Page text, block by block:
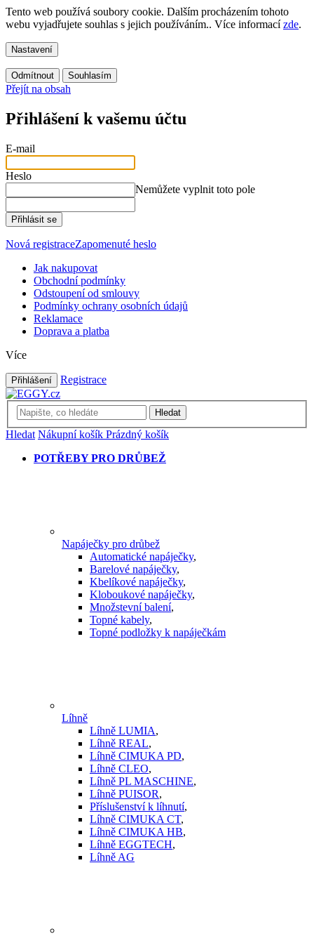
Tento web používá soubory cookie. Dalším procházením tohoto
webu vyjadřujete souhlas s jejich používáním.. Více informacízde.
Nastavení
Odmítnout Souhlasím
Přejít na obsah
Přihlášení k vašemu účtu
E-mail
Heslo
Nemůžete vyplnit toto pole
Přihlásit se
Nová registraceZapomenuté heslo
Jak nakupovat
Obchodní podmínky
Odstoupení od smlouvy
Podmínky ochrany osobních údajů
Reklamace
Doprava a platba
Více
Přihlášení Registrace
Hledat
Hledat Nákupní košík Prázdný košík
POTŘEBY PRO DRŮBEŽ
Napáječky pro drůbež
Automatické napáječky,
Barelové napáječky,
Kbelíkové napáječky,
Kloboukové napáječky,
Množstevní balení,
Topné kabely,
Topné podložky k napáječkám
Líhně
Líhně LUMIA,
Líhně REAL,
Líhně CIMUKA PD,
Líhně CLEO,
Líhně PL MASCHINE,
Líhně PUISOR,
Příslušenství k líhnutí,
Líhně CIMUKA CT,
Líhně CIMUKA HB,
Líhně EGGTECH,
Líhně AG